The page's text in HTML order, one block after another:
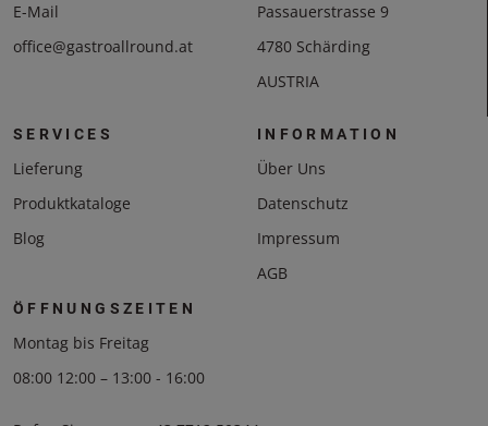
E-Mail
office@gastroallround.at
Passauerstrasse 9
4780 Schärding
AUSTRIA
SERVICES
Lieferung
Produktkataloge
Blog
INFORMATION
Über Uns
Datenschutz
Impressum
AGB
ÖFFNUNGSZEITEN
Montag bis Freitag
08:00 12:00 – 13:00 - 16:00